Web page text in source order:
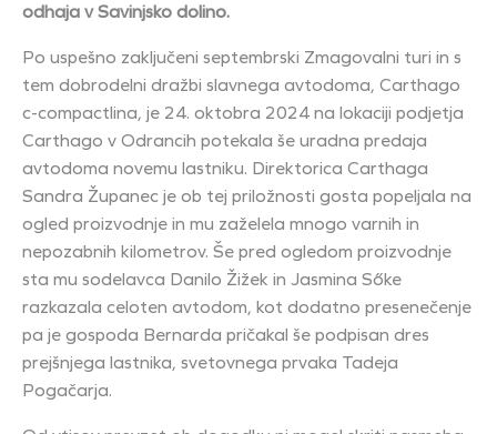
odhaja v Savinjsko dolino.
Po uspešno zaključeni septembrski Zmagovalni turi in s
tem dobrodelni dražbi slavnega avtodoma, Carthago
c-compactlina, je 24. oktobra 2024 na lokaciji podjetja
Carthago v Odrancih potekala še uradna predaja
avtodoma novemu lastniku. Direktorica Carthaga
Sandra Županec je ob tej priložnosti gosta popeljala na
ogled proizvodnje in mu zaželela mnogo varnih in
nepozabnih kilometrov. Še pred ogledom proizvodnje
sta mu sodelavca Danilo Žižek in Jasmina Sőke
razkazala celoten avtodom, kot dodatno presenečenje
pa je gospoda Bernarda pričakal še podpisan dres
prejšnjega lastnika, svetovnega prvaka Tadeja
Pogačarja.